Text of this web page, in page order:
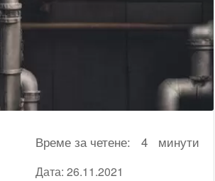
Време за четене: 4 минути
Дата: 26.11.2021